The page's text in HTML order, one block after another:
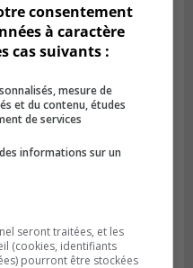
alimentaires à
consentement
à caractère
cas suivants :
mesure de
et du contenu, études
de services
informations sur un
seront traitées, et les
(cookies, identifiants
pourront être stockées